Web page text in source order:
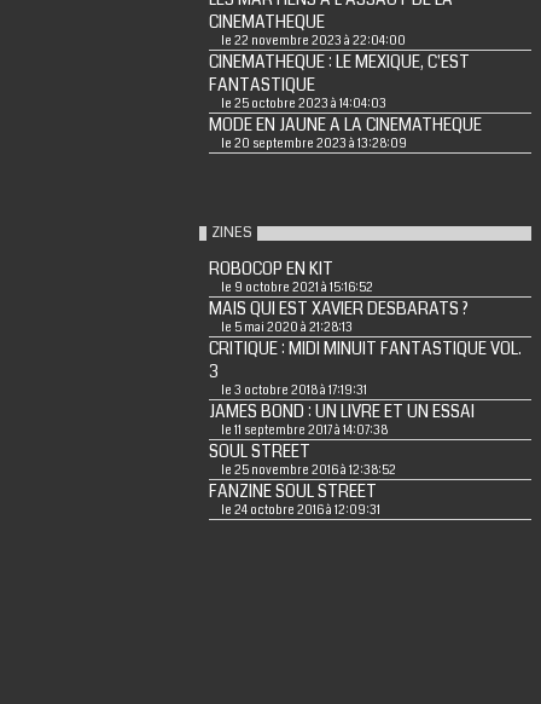
CINEMATHEQUE
le 22 novembre 2023 à 22:04:00
CINEMATHEQUE : LE MEXIQUE, C'EST
FANTASTIQUE
le 25 octobre 2023 à 14:04:03
MODE EN JAUNE A LA CINEMATHEQUE
le 20 septembre 2023 à 13:28:09
ZINES
ROBOCOP EN KIT
le 9 octobre 2021 à 15:16:52
MAIS QUI EST XAVIER DESBARATS ?
le 5 mai 2020 à 21:28:13
CRITIQUE : MIDI MINUIT FANTASTIQUE VOL.
3
le 3 octobre 2018 à 17:19:31
JAMES BOND : UN LIVRE ET UN ESSAI
le 11 septembre 2017 à 14:07:38
SOUL STREET
le 25 novembre 2016 à 12:38:52
FANZINE SOUL STREET
le 24 octobre 2016 à 12:09:31